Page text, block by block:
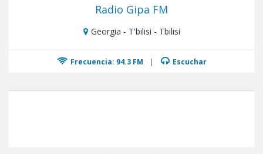
Radio Gipa FM
Georgia - T'bilisi - Tbilisi
Frecuencia: 94.3 FM | Escuchar